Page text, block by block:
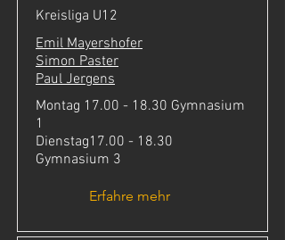
Kreisliga U12
Emil Mayershofer
Simon Paster
Paul Jergens
Montag 17.00 - 18.30 Gymnasium
1
Dienstag17.00 - 18.30
Gymnasium 3
Erfahre mehr